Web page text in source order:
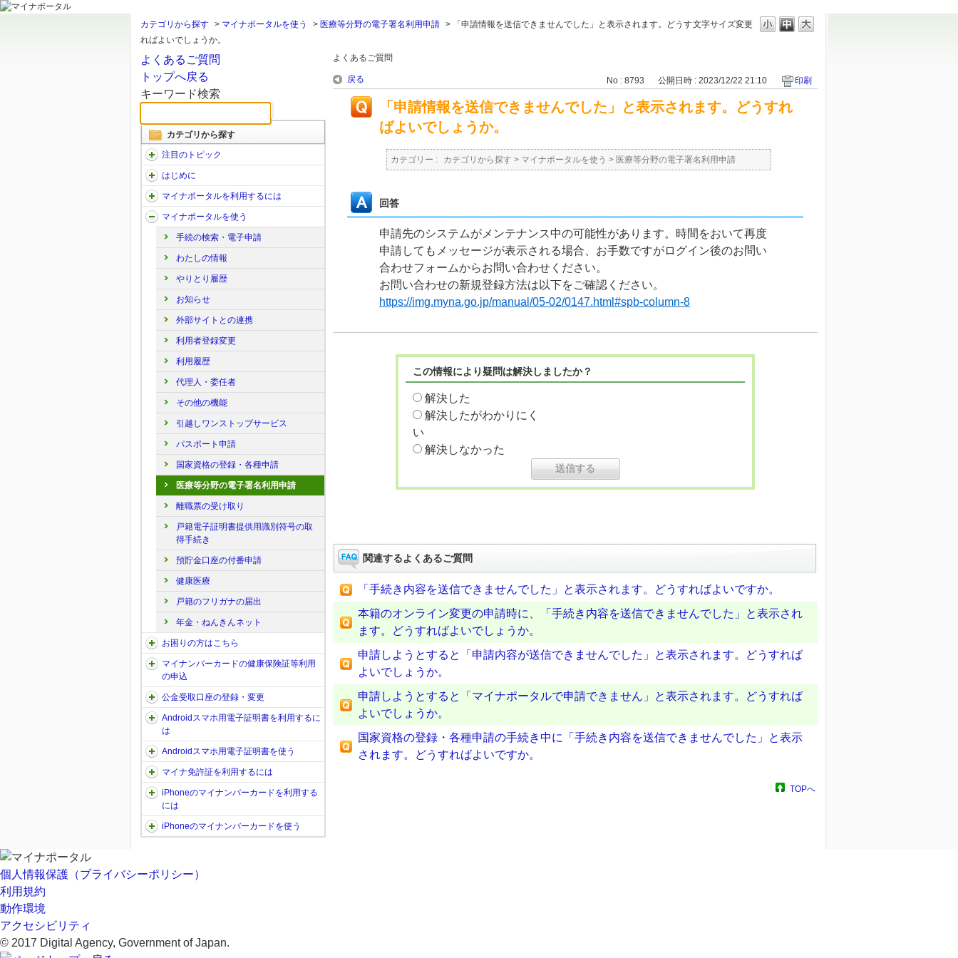
文字サイズ変更
カテゴリから探す > マイナポータルを使う > 医療等分野の電子署名利用申請 >
「申請情報を送信できませんでした」と表示されます。どうす
ればよいでしょうか。
よくあるご質問
トップへ戻る
キーワード検索
カテゴリから探す
注目のトピック
はじめに
マイナポータルを利用するには
マイナポータルを使う
手続の検索・電子申請
わたしの情報
やりとり履歴
お知らせ
外部サイトとの連携
利用者登録変更
利用履歴
代理人・委任者
その他の機能
引越しワンストップサービス
パスポート申請
国家資格の登録・各種申請
医療等分野の電子署名利用申請
離職票の受け取り
戸籍電子証明書提供用識別符号の取
得手続き
預貯金口座の付番申請
健康医療
戸籍のフリガナの届出
年金・ねんきんネット
お困りの方はこちら
マイナンバーカードの健康保険証等利用
の申込
公金受取口座の登録・変更
Androidスマホ用電子証明書を利用するに
は
Androidスマホ用電子証明書を使う
マイナ免許証を利用するには
iPhoneのマイナンバーカードを利用する
には
iPhoneのマイナンバーカードを使う
よくあるご質問
戻る No : 8793 公開日時 : 2023/12/22 21:10 印刷
「申請情報を送信できませんでした」と表示されます。どうすれ
ばよいでしょうか。
カテゴリー : カテゴリから探す > マイナポータルを使う > 医療等分野の電子署名利用申請
回答
申請先のシステムがメンテナンス中の可能性があります。時間をおいて再度
申請してもメッセージが表示される場合、お手数ですがログイン後のお問い
合わせフォームからお問い合わせください。
お問い合わせの新規登録方法は以下をご確認ください。
https://img.myna.go.jp/manual/05-02/0147.html#spb-column-8
この情報により疑問は解決しましたか？
解決した
解決したがわかりにく
い
解決しなかった
関連するよくあるご質問
「手続き内容を送信できませんでした」と表示されます。どうすればよいですか。
本籍のオンライン変更の申請時に、「手続き内容を送信できませんでした」と表示され
ます。どうすればよいでしょうか。
申請しようとすると「申請内容が送信できませんでした」と表示されます。どうすれば
よいでしょうか。
申請しようとすると「マイナポータルで申請できません」と表示されます。どうすれば
よいでしょうか。
国家資格の登録・各種申請の手続き中に「手続き内容を送信できませんでした」と表示
されます。どうすればよいですか。
TOPへ
個人情報保護（プライバシーポリシー）
利用規約
動作環境
アクセシビリティ
© 2017 Digital Agency, Government of Japan.